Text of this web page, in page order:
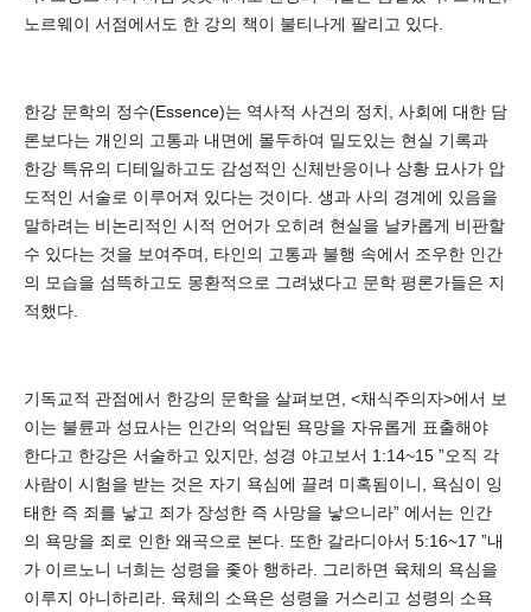
노르웨이 서점에서도 한 강의 책이 불티나게 팔리고 있다.
한강 문학의 정수(Essence)는 역사적 사건의 정치, 사회에 대한 담
론보다는 개인의 고통과 내면에 몰두하여 밀도있는 현실 기록과
한강 특유의 디테일하고도 감성적인 신체반응이나 상황 묘사가 압
도적인 서술로 이루어져 있다는 것이다. 생과 사의 경계에 있음을
말하려는 비논리적인 시적 언어가 오히려 현실을 날카롭게 비판할
수 있다는 것을 보여주며, 타인의 고통과 불행 속에서 조우한 인간
의 모습을 섬뜩하고도 몽환적으로 그려냈다고 문학 평론가들은 지
적했다.
기독교적 관점에서 한강의 문학을 살펴보면, <채식주의자>에서 보
이는 불륜과 성묘사는 인간의 억압된 욕망을 자유롭게 표출해야
한다고 한강은 서술하고 있지만, 성경 야고보서 1:14~15 ”오직 각
사람이 시험을 받는 것은 자기 욕심에 끌려 미혹됨이니, 욕심이 잉
태한 즉 죄를 낳고 죄가 장성한 즉 사망을 낳으니라” 에서는 인간
의 욕망을 죄로 인한 왜곡으로 본다. 또한 갈라디아서 5:16~17 ”내
가 이르노니 너희는 성령을 좇아 행하라. 그리하면 육체의 욕심을
이루지 아니하리라. 육체의 소욕은 성령을 거스리고 성령의 소욕